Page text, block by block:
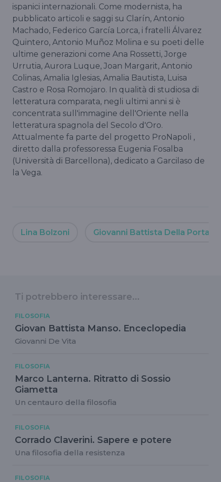
ispanici internazionali. Come modernista, ha
pubblicato articoli e saggi su Clarín, Antonio
Machado, Federico García Lorca, i fratelli Álvarez
Quintero, Antonio Muñoz Molina e su poeti delle
ultime generazioni come Ana Rossetti, Jorge
Urrutia, Aurora Luque, Joan Margarit, Antonio
Colinas, Amalia Iglesias, Amalia Bautista, Luisa
Castro e Rosa Romojaro. In qualità di studiosa di
letteratura comparata, negli ultimi anni si è
concentrata sull'immagine dell'Oriente nella
letteratura spagnola del Secolo d'Oro.
Attualmente fa parte del progetto ProNapoli ,
diretto dalla professoressa Eugenia Fosalba
(Università di Barcellona), dedicato a Garcilaso de
la Vega.
Lina Bolzoni Giovanni Battista Della Porta
Ti potrebbero interessare...
FILOSOFIA
Giovan Battista Manso. Enceclopedia
Giovanni De Vita
FILOSOFIA
Marco Lanterna. Ritratto di Sossio
Giametta
Un centauro della filosofia
FILOSOFIA
Corrado Claverini. Sapere e potere
Una filosofia della resistenza
FILOSOFIA